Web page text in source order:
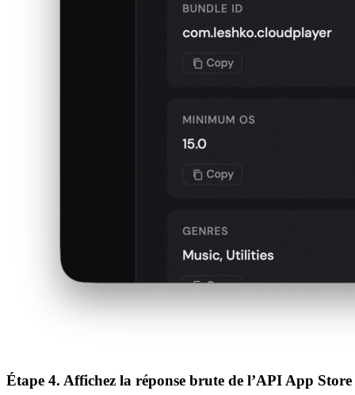
Étape 4. Affichez la réponse brute de l’API App Store